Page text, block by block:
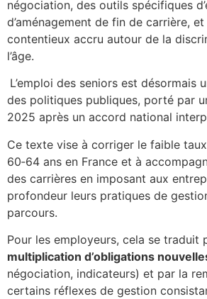
négociation, des outils spécifiques
d’aménagement de fin de carrière,
contentieux accru autour de la
l’âge.
L’emploi des seniors est désormais
des politiques publiques, porté par
2025 après un accord national
Ce texte vise à corriger le faible taux
60‑64 ans en France et à
des carrières en imposant aux
profondeur leurs pratiques de
parcours.​
Pour les employeurs, cela se traduit
multiplication d’obligations
négociation, indicateurs) et par la
certains réflexes de gestion